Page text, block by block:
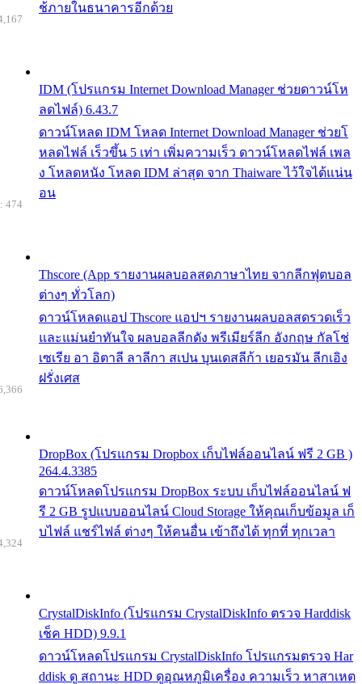
ช้ภายในธนาคารอีกด้วย
IDM (โปรแกรม Internet Download Manager ช่วยดาวน์โห
ลดไฟล์) 6.43.7
ดาวน์โหลด IDM โหลด Internet Download Manager ช่วยโ
หลดไฟล์ เร็วขึ้น 5 เท่า เพิ่มความเร็ว ดาวน์โหลดไฟล์ เพล
ง โหลดหนัง โหลด IDM ล่าสุด จาก Thaiware ไว้ใจได้แน่น
อน
Thscore (App รายงานผลบอลสดภาษาไทย จากลีกฟุตบอล
ต่างๆ ทั่วโลก)
ดาวน์โหลดแอป Thscore แอปฯ รายงานผลบอลสดรวดเร็ว
และแม่นยำทันใจ ผลบอลลีกดัง พรีเมียร์ลีก อังกฤษ กัลโช่
เซเรีย อา อิตาลี ลาลีกา สเปน บุนเดสลีก้า เยอรมัน ลีกเอิง
ฝรั่งเศส
474
DropBox (โปรแกรม Dropbox เก็บไฟล์ออนไลน์ ฟรี 2 GB )
264.4.3385
ดาวน์โหลดโปรแกรม DropBox ระบบ เก็บไฟล์ออนไลน์ ฟ
รี 2 GB รูปแบบออนไลน์ Cloud Storage ให้คุณเก็บข้อมูล เก็
บไฟล์ แชร์ไฟล์ ต่างๆ ให้คนอื่น เข้าถึงได้ ทุกที่ ทุกเวลา
CrystalDiskInfo (โปรแกรม CrystalDiskInfo ตรวจ Harddisk
เช็ค HDD) 9.9.1
ดาวน์โหลดโปรแกรม CrystalDiskInfo โปรแกรมตรวจ Har
ddisk ดู สถานะ HDD ดูอุณหภูมิเครื่อง ความเร็ว หาสาเหต